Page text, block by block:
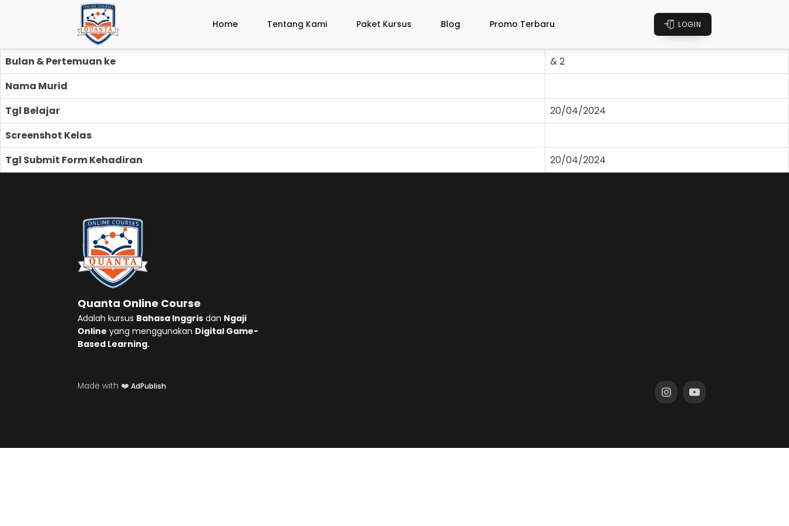
Home Tentang Kami Paket Kursus Blog Promo Terbaru LOGIN
Bulan & Pertemuan ke
& 2
Nama Murid
Tgl Belajar
20/04/2024
Screenshot Kelas
Tgl Submit Form Kehadiran
20/04/2024
Quanta Online Course
Adalah kursus Bahasa Inggris dan Ngaji
Online yang menggunakan Digital Game-
Based Learning.
Made with ❤️ AdPublish